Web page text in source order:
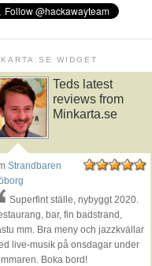
WIDGET
Teds latest
reviews from
Minkarta.se
Strandbaren
Superfint ställe, nybyggt 2020.
bar, fin badstrand,
mm. Bra meny och jazzkvällar
live-musik på onsdagar under
Boka bord!